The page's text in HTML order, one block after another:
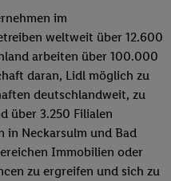
im
weltweit über 12.600
arbeiten über 100.000
daran, Lidl möglich zu
deutschlandweit, zu
über 3.250 Filialen
in Neckarsulm und Bad
Immobilien oder
zu ergreifen und sich zu